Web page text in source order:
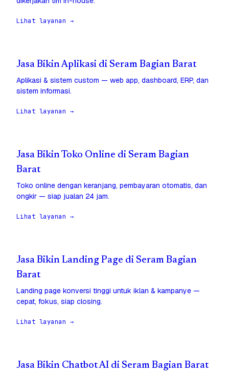
Lihat layanan →
Jasa Bikin Aplikasi di Seram Bagian Barat
Aplikasi & sistem custom — web app, dashboard, ERP, dan
sistem informasi.
Lihat layanan →
Jasa Bikin Toko Online di Seram Bagian
Barat
Toko online dengan keranjang, pembayaran otomatis, dan
ongkir — siap jualan 24 jam.
Lihat layanan →
Jasa Bikin Landing Page di Seram Bagian
Barat
Landing page konversi tinggi untuk iklan & kampanye —
cepat, fokus, siap closing.
Lihat layanan →
Jasa Bikin Chatbot AI di Seram Bagian Barat